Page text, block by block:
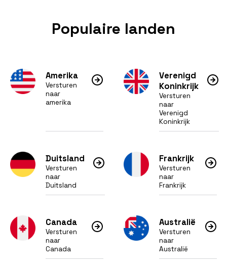
Populaire landen
Amerika
Versturen
naar
amerika
Verenigd
Koninkrijk
Versturen
naar
Verenigd
Koninkrijk
Duitsland
Versturen
naar
Duitsland
Frankrijk
Versturen
naar
Frankrijk
Canada
Versturen
naar
Canada
Australië
Versturen
naar
Australië